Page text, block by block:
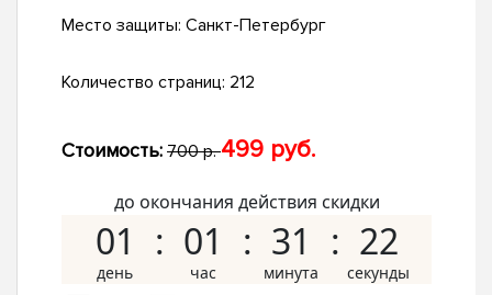
Место защиты: Санкт-Петербург
Количество страниц: 212
Стоимость: 700 р.499 руб.
до окончания действия скидки
01 01 31 21